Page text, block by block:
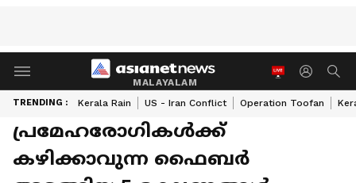
MALAYALAM
TRENDING : Kerala Rain US - Iran Conflict Operation Toofan
പ്രമേഹരോഗികൾക്ക്
കഴിക്കാവുന്ന ഫൈബർ